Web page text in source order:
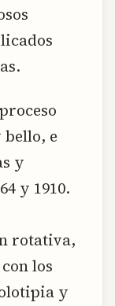
e
y
y 1910.
rotativa,
los
y